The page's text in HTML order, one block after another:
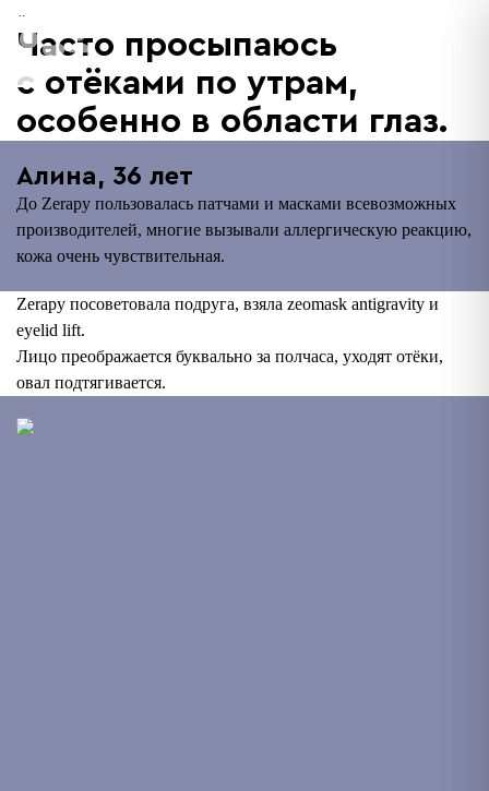
«
Часто просыпаюсь
с отёками по утрам,
особенно в области глаз.
Алина, 36 лет
До Zerapy пользовалась патчами и масками всевозможных
производителей, многие вызывали аллергическую реакцию,
кожа очень чувствительная.
Zerapy посоветовала подруга, взяла zeomask antigravity и
eyelid lift.
Лицо преображается буквально за полчаса, уходят отёки,
овал подтягивается.